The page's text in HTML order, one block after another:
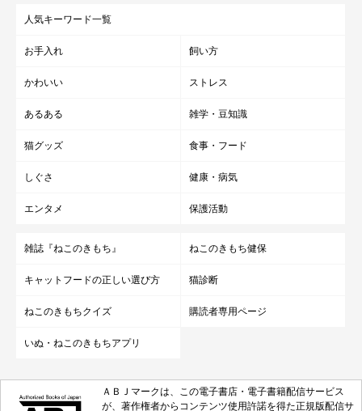
人気キーワード一覧
お手入れ 飼い方
かわいい ストレス
あるある 雑学・豆知識
猫グッズ 食事・フード
しぐさ 健康・病気
エンタメ 保護活動
雑誌『ねこのきもち』 ねこのきもち健保
キャットフードの正しい選び方 猫診断
ねこのきもちクイズ 購読者専用ページ
いぬ・ねこのきもちアプリ
ＡＢＪマークは、この電子書店・電子書籍配信サービス
が、著作権者からコンテンツ使用許諾を得た正規版配信サ